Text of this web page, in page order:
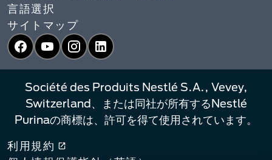
言語選択​
サイトマップ
Facebook
YouTubeInstagram
LinkedIn
Société des Produits Nestlé S.A., Vevey,
Switzerland、または同社が所有するNestlé
Purinaの商標は、許可を得て使用されています。
利用規約